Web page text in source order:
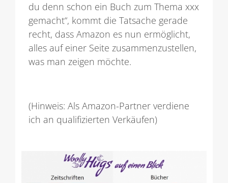
du denn schon ein Buch zum Thema xxx
gemacht“, kommt die Tatsache gerade
recht, dass Amazon es nun ermöglicht,
alles auf einer Seite zusammenzustellen,
was man zeigen möchte.
(Hinweis: Als Amazon-Partner verdiene
ich an qualifizierten Verkäufen)